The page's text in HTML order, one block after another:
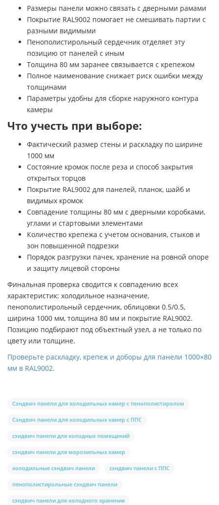
Размеры панели можно связать с дверными рамами
Покрытие RAL9002 помогает не смешивать партии с
разными видимыми
Пенополистирольный сердечник отделяет эту
позицию от панелей с иным
Толщина 80 мм заранее связывается с крепежом
Полное наименование снижает риск ошибки между
толщинами
Параметры удобны для сборке наружного контура
камеры
Что учесть при выборе:
Фактический размер стены и раскладку по ширине
1000 мм
Состояние кромок после реза и способ закрытия
открытых торцов
Покрытие RAL9002 для панелей, планок, шайб и
видимых кромок
Совпадение толщины 80 мм с дверными коробками,
углами и стартовыми элементами
Количество крепежа с учетом основания, стыков и
зон повышенной подрезки
Порядок разгрузки пачек, хранение на ровной опоре
и защиту лицевой стороны
Финальная проверка сводится к совпадению всех
характеристик: холодильное назначение,
пенополистирольный сердечник, облицовки 0.5/0.5,
ширина 1000 мм, толщина 80 мм и покрытие RAL9002.
Позицию подбирают под объектный узел, а не только по
цвету или толщине.
Проверьте раскладку, крепеж и доборы для панели 1000×80
мм в RAL9002.
Сэндвич панели для холодильных камер с пенополистиролом
Сэндвич панели для холодильных камер с ППС
сэндвич панели для холодных помещений
сэндвич панели для морозильных камер
холодильные сэндвич панели сэндвич панели с ППС
пенополистирольные сэндвич панели
сэндвич панели для холодного хранения